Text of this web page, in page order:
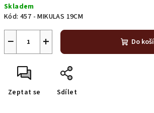
cena:
Skladem
Kód: 457 - MIKULAS 19CM
+
− Do
Zeptat se Sdílet